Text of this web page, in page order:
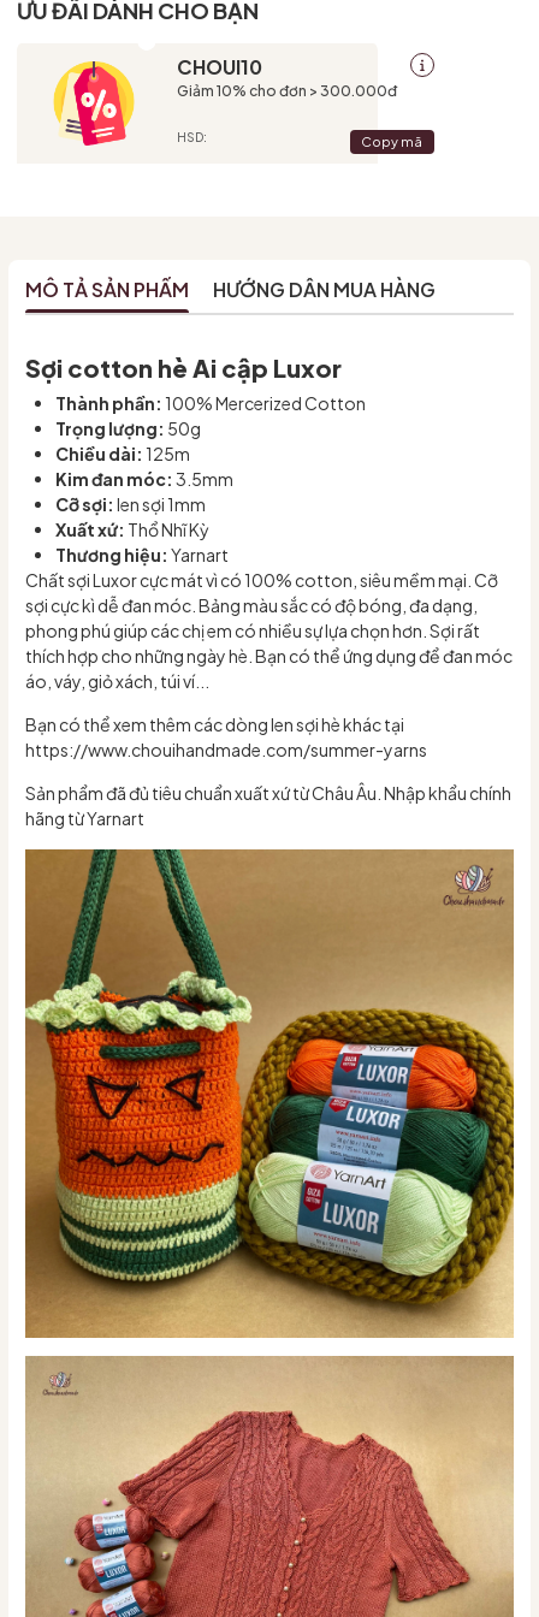
ƯU ĐÃI DÀNH CHO BẠN
CHOUI10
Giảm 10% cho đơn > 300.000đ
HSD: Copy mã
MÔ TẢ SẢN PHẨM HƯỚNG DẪN MUA HÀNG
Sợi cotton hè Ai cập Luxor
Thành phần: 100% Mercerized Cotton
Trọng lượng: 50g
Chiều dài: 125m
Kim đan móc: 3.5mm
Cỡ sợi: len sợi 1mm
Xuất xứ: Thổ Nhĩ Kỳ
Thương hiệu: Yarnart
Chất sợi Luxor cực mát vì có 100% cotton, siêu mềm mại. Cỡ
sợi cực kì dễ đan móc. Bảng màu sắc có độ bóng, đa dạng,
phong phú giúp các chị em có nhiều sự lựa chọn hơn. Sợi rất
thích hợp cho những ngày hè. Bạn có thể ứng dụng để đan móc
áo, váy, giỏ xách, túi ví...
Bạn có thể xem thêm các dòng len sợi hè khác tại
https://www.chouihandmade.com/summer-yarns
Sản phẩm đã đủ tiêu chuẩn xuất xứ từ Châu Âu. Nhập khẩu chính
hãng từ Yarnart